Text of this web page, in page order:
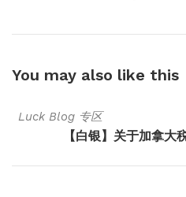
You may also like this
Luck Blog 专区
【白银】关于加拿大